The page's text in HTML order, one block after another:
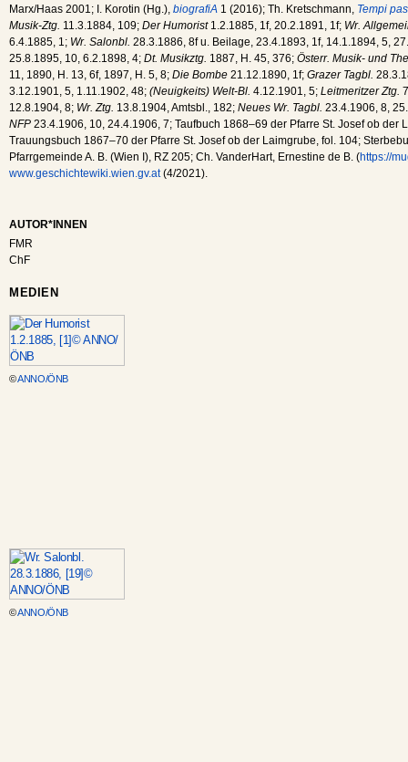
Marx/Haas 2001; I. Korotin (Hg.), biografiA 1 (2016); Th. Kretschmann, Tempi
Musik-Ztg. 11.3.1884, 109; Der Humorist1.2.1885, 1f, 20.2.1891, 1f; Wr.
6.4.1885, 1; Wr. Salonbl. 28.3.1886, 8f u. Beilage, 23.4.1893, 1f, 14.1.1894, 5,
25.8.1895, 10, 6.2.1898, 4; Dt. Musikztg. 1887, H. 45, 376; Österr. Musik- und
11, 1890, H. 13, 6f, 1897, H. 5, 8; Die Bombe 21.12.1890, 1f; Grazer Tagbl.
3.12.1901, 5, 1.11.1902, 48; (Neuigkeits) Welt-Bl. 4.12.1901, 5; Leitmeritzer Ztg.
12.8.1904, 8; Wr. Ztg. 13.8.1904, Amtsbl., 182; Neues Wr. Tagbl. 23.4.1906, 8,
NFP 23.4.1906, 10, 24.4.1906, 7; Taufbuch 1868–69 der Pfarre St. Josef ob der
Trauungsbuch 1867–70 der Pfarre St. Josef ob der Laimgrube, fol. 104;
Pfarrgemeinde A. B. (Wien I), RZ 205; Ch. VanderHart, Ernestine de B. (https://
www.geschichtewiki.wien.gv.at(4/2021).
AUTOR*INNEN
FMR
ChF
MEDIEN
©ANNO/ÖNB
©ANNO/ÖNB